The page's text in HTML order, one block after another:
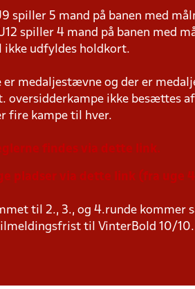
spiller 5 mand på banen med
spiller 4 mand på banen med
ikke udfyldes holdkort.
er medaljestævne og der er
oversidderkampe ikke besættes
fire kampe til hver.
findes via dette link.
pladser via dette link (fra uge
til 2., 3., og 4.runde kommer
til VinterBold 10/10.